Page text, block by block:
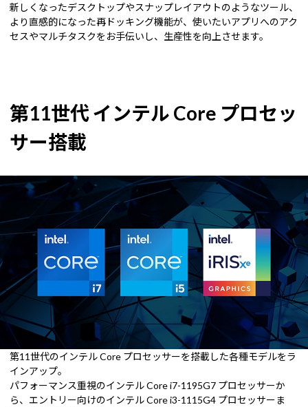
新しくなったデスクトップやスナップレイアウトのようなツール、
より直感的になった再ドッキング機能が、使いたいアプリへのアク
セスやマルチタスクをお手伝いし、生産性を向上させます。
第11世代 インテル Core プロセッ
サー搭載
第11世代のインテル Core プロセッサーを搭載した各種モデルをラ
インアップ。
パフォーマンス重視のインテル Core i7-1195G7 プロセッサーか
ら、エントリー向けのインテル Core i3-1115G4 プロセッサーま